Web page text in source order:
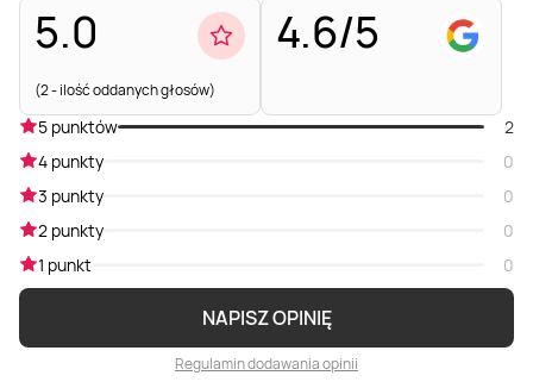
5.0
(2 - ilość oddanych głosów)
4.6/5
NAPISZ OPINIĘ
Regulamin dodawania opinii
5 punktów
2
4 punkty
0
3 punkty
0
2 punkty
0
1 punkt
0